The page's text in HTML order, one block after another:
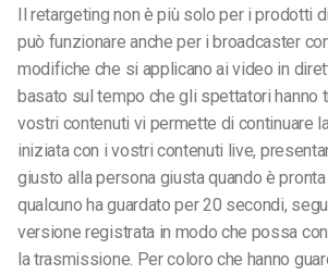
Il retargeting non è più solo per i prodotti
può funzionare anche per i broadcaster
modifiche che si applicano ai video in
basato sul tempo che gli spettatori hanno
vostri contenuti vi permette di continuare
iniziata con i vostri contenuti live,
giusto alla persona giusta quando è
qualcuno ha guardato per 20 secondi,
versione registrata in modo che possa
la trasmissione. Per coloro che hanno